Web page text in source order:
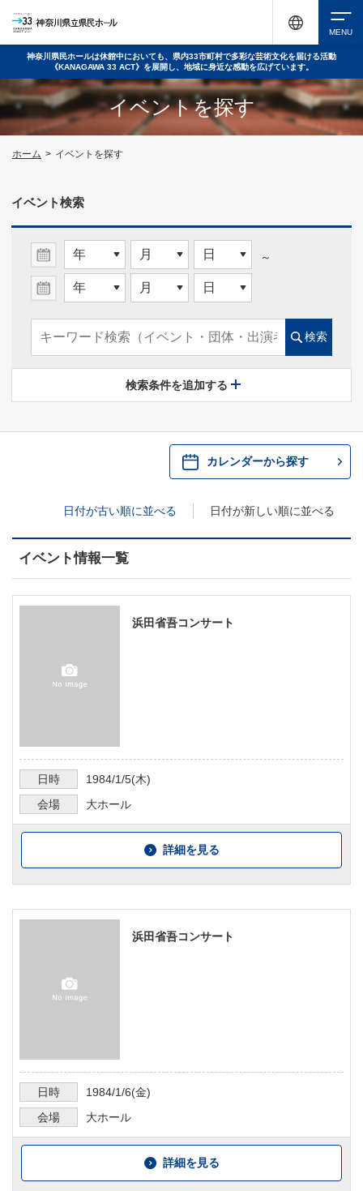
神奈川県民ホールは休館中においても、県内33市町村で多彩な芸術文化を届ける活動
《KANAGAWA 33 ACT》を展開し、地域に身近な感動を広げています。
イベントを探す
・ イベント一覧
・ イベントカレンダー
イベントを探す
ホーム > イベントを探す
イベント検索
～
検索
検索条件を追加する
カレンダーから探す
日付が古い順に並べる 日付が新しい順に並べる
イベント情報一覧
浜田省吾コンサート
日時 1984/1/5(木)
会場
大ホール
詳細を見る
浜田省吾コンサート
日時 1984/1/6(金)
会場
大ホール
詳細を見る